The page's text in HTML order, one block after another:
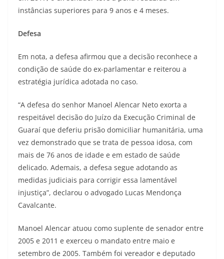
instâncias superiores para 9 anos e 4 meses.
Defesa
Em nota, a defesa afirmou que a decisão reconhece a
condição de saúde do ex-parlamentar e reiterou a
estratégia jurídica adotada no caso.
“A defesa do senhor Manoel Alencar Neto exorta a
respeitável decisão do Juízo da Execução Criminal de
Guaraí que deferiu prisão domiciliar humanitária, uma
vez demonstrado que se trata de pessoa idosa, com
mais de 76 anos de idade e em estado de saúde
delicado. Ademais, a defesa segue adotando as
medidas judiciais para corrigir essa lamentável
injustiça”, declarou o advogado Lucas Mendonça
Cavalcante.
Manoel Alencar atuou como suplente de senador entre
2005 e 2011 e exerceu o mandato entre maio e
setembro de 2005. Também foi vereador e deputado